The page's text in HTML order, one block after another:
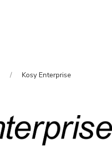
Kosy Enterprise